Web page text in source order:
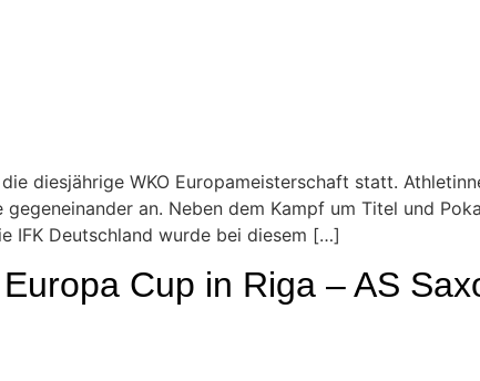
diesjährige WKO Europameisterschaft statt.
gegeneinander an. Neben dem Kampf um Titel und
IFK Deutschland wurde bei diesem […]
Cup in Riga – AS